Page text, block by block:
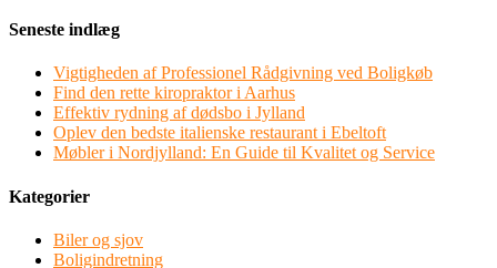
Seneste indlæg
Vigtigheden af Professionel Rådgivning ved Boligkøb
Find den rette kiropraktor i Aarhus
Effektiv rydning af dødsbo i Jylland
Oplev den bedste italienske restaurant i Ebeltoft
Møbler i Nordjylland: En Guide til Kvalitet og Service
Kategorier
Biler og sjov
Boligindretning